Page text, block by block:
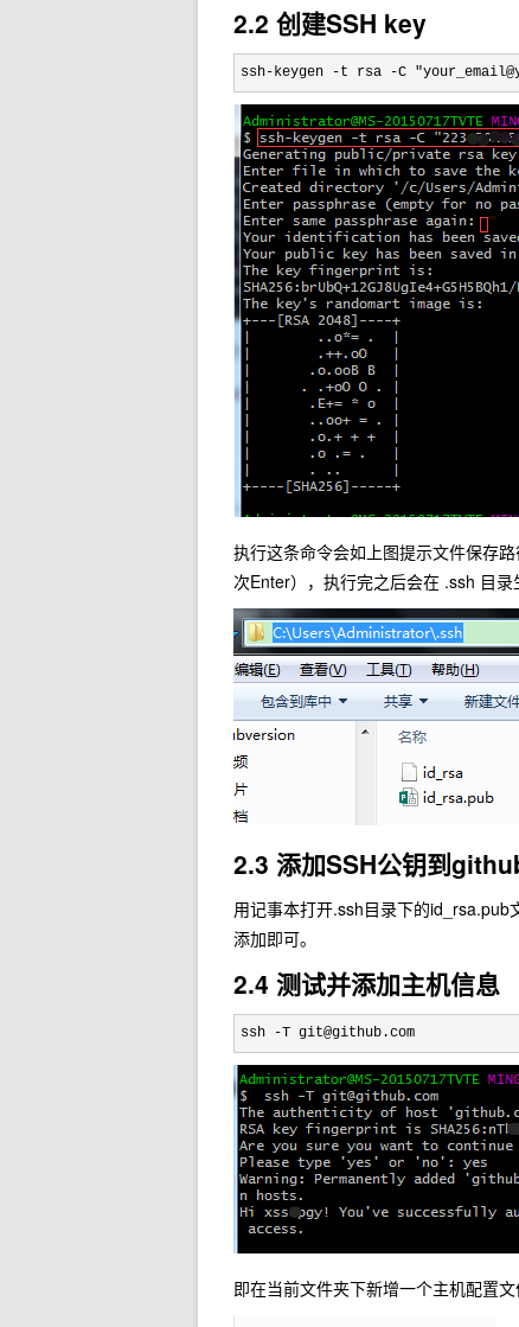
2.2 创建SSH key
ssh-keygen -t rsa -C
执行这条命令会如上图提示文件保存
次Enter），执行完之后会在 .ssh 目
2.3 添加SSH公钥到
用记事本打开.ssh目录下的id_rsa.pub
添加即可。
2.4 测试并添加主机信息
ssh -T git@github.com
即在当前文件夹下新增一个主机配置